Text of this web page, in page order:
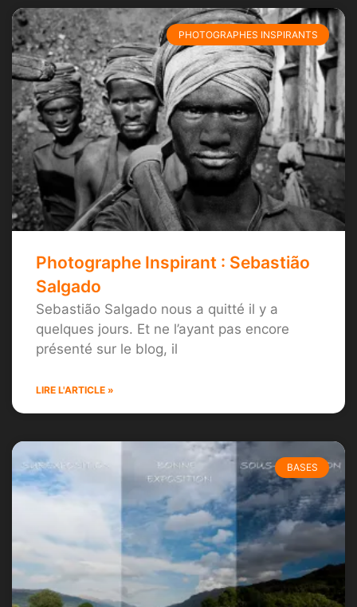
PHOTOGRAPHES INSPIRANTS
Photographe Inspirant : Sebastião
Salgado
Sebastião Salgado nous a quitté il y a
quelques jours. Et ne l’ayant pas encore
présenté sur le blog, il
LIRE L'ARTICLE »
BASES